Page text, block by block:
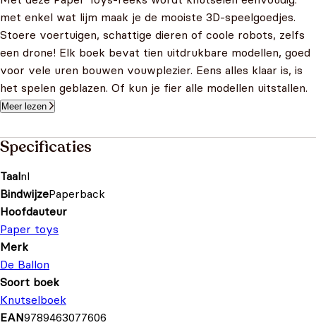
met enkel wat lijm maak je de mooiste 3D-speelgoedjes.
Stoere voertuigen, schattige dieren of coole robots, zelfs
een drone! Elk boek bevat tien uitdrukbare modellen, goed
voor vele uren bouwen vouwplezier. Eens alles klaar is, is
het spelen geblazen. Of kun je fier alle modellen uitstallen.
Meer lezen
Specificaties
Taalnl
BindwijzePaperback
Hoofdauteur
Paper toys
Merk
De Ballon
Soort boek
Knutselboek
EAN9789463077606